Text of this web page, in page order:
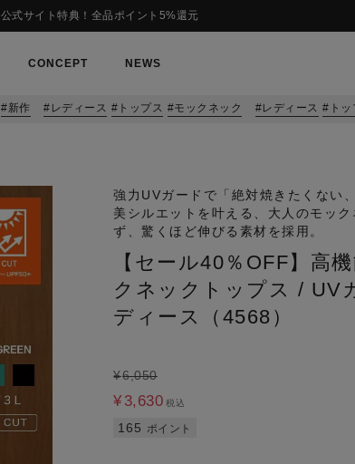
公式サイト特典！全品ポイント5%還元
CONCEPT NEWS
新作 レディース トップス モックネック レディース ト
強力UVガードで「絶対焼きたくない
美シルエットを叶える、大人のモッ
ず、驚くほど伸びる素材を採用。
【セール40％OFF】高
クネックトップス / UV
ディース（4568）
¥6,050
¥ 3,630 税込
165 ポイント